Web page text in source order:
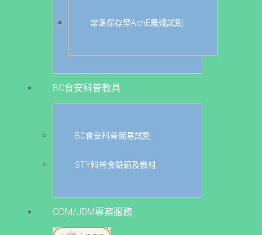
常溫保存型AchE農殘試劑
BC食安科普教具
BC食安科普簡易試劑
STY科普食驗箱及教材
ODM/JDM專案服務